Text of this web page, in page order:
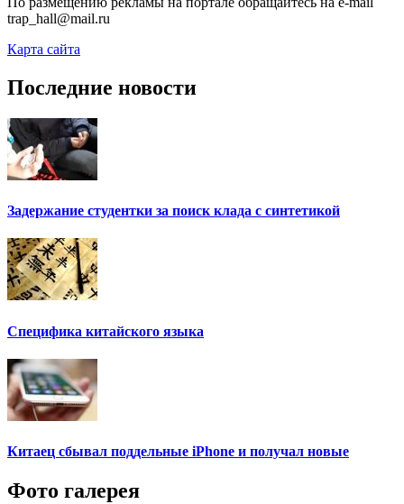
trap_hall@mail.ru
Карта сайта
Последние новости
Задержание студентки за поиск клада с синтетикой
Специфика китайского языка
Китаец сбывал поддельные iPhone и получал новые
Фото галерея